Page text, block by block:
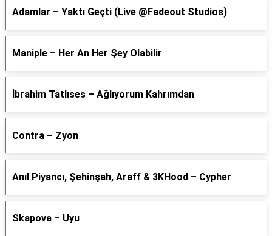
Adamlar – Yaktı Geçti (Live @Fadeout Studios)
Maniple – Her An Her Şey Olabilir
İbrahim Tatlıses – Ağlıyorum Kahrımdan
Contra – Zyon
Anıl Piyancı, Şehinşah, Araff & 3KHood – Cypher
Skapova – Uyu